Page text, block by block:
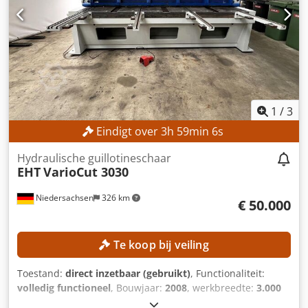
bij enkelvoudige slag: min. 8 mm, max. 760 mm
Afkortlengte - bij meervoudige slag: min. 8 mm, max.
9.999,9 mm Minimale stuklengte bij automatisch bedrijf:
90 mm Chedpfx Aozmdrnsh Sja Werkhoogte Werkhoogte:
720 mm MACHINEDETAILS Afmetingen & Gewicht
Afmetingen (L/B/H): 2.320 x 3.660 x 2.570 mm Breedte met
spaanafvoerder (optie): 4.650 mm Gewicht: ca. 6.000 kg
Elektrische gegevens Hoofdmotor: 7,5 of 9,2 kW
Hydrauliekmotor: 2,2 kW Zaagmotor: 0,18 kW
Koelmiddelpomp: 0,19 kW Spaanafvoerder (optie): 0,18 kW
Rollenbanaandrijving (optie): 0,8 kW NC-
positieaandrijvingen (optie): 0,37 kW
1 /3
Eindigt over3h 59min 3s
Niedersachsen 326 km
Hydraulische guillotineschaar
EHTVarioCut 3030
€ 50.000
Te koop bij veiling
Toestand: direct inzetbaar (gebruikt), Functionaliteit:
volledig functioneel, Bouwjaar: 2008, werkbreedte: 3.000
, plaatdikte (max.):